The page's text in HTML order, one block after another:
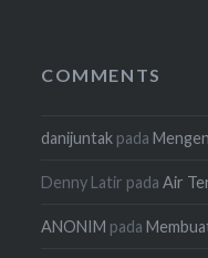
COMMENTS
danijuntak pada
Denny Latir padaAir
ANONIM pada